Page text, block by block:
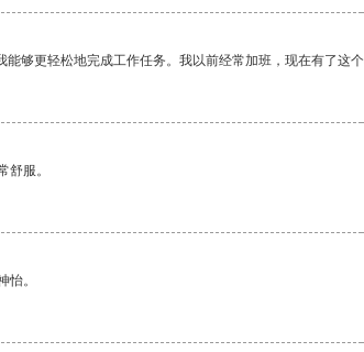
够更轻松地完成工作任务。我以前经常加班，现在有了这
舒服。
怡。